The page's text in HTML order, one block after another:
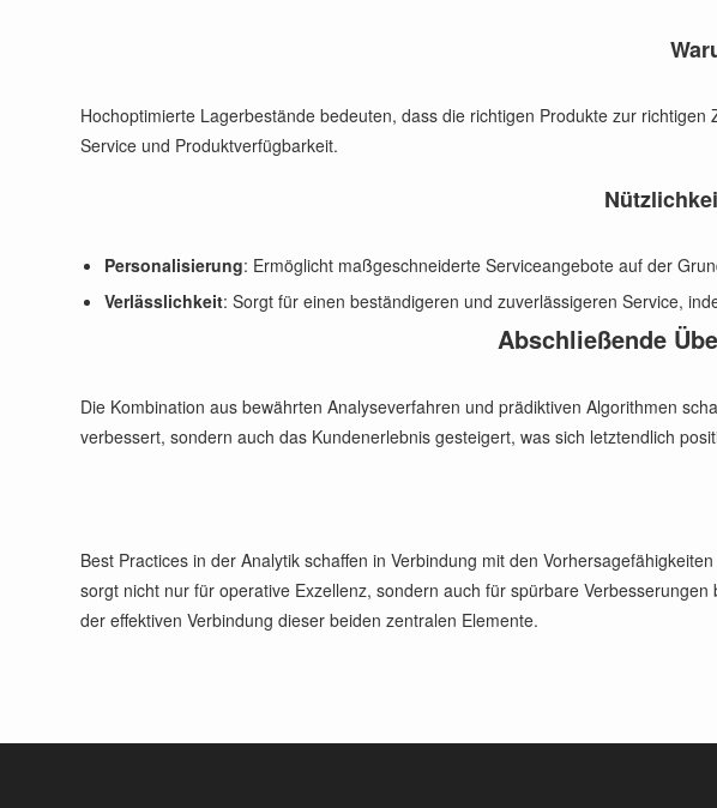
Hochoptimierte Lagerbestände bedeuten, dass die richtigen Produkte zur
Service und Produktverfügbarkeit.
Personalisierung: Ermöglicht maßgeschneiderte Serviceangebote auf der
Verlässlichkeit: Sorgt für einen beständigeren und zuverlässigeren Service,
Abschließende
Die Kombination aus bewährten Analyseverfahren und prädiktiven Algorithmen
verbessert, sondern auch das Kundenerlebnis gesteigert, was sich letztendlich
Best Practices in der Analytik schaffen in Verbindung mit den
sorgt nicht nur für operative Exzellenz, sondern auch für spürbare
der effektiven Verbindung dieser beiden zentralen Elemente.